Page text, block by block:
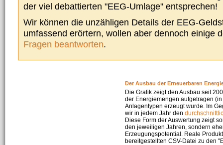
der viel debattierten "EEG-Umlage" entsprechen!
Wir können die unzähligen Details der EEG-
umfassend erörtern, wollen aber dennoch einige
Fragen beantworten.
Der Ausbau der Erneuerbaren
Die Grafik zeigt den Ausbau seit
der Energiemengen aufgetragen
Anlagentypen erzeugt wurde. Im
wir in jedem Jahr den
Diese Form der Auswertung zeigt
den jeweiligen Jahren, sondern
Erzeugungspotential. Reale
bereitgestellten CSV-Datei zu den